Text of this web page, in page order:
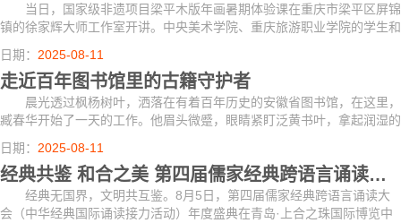
当日，国家级非遗项目梁平木版年画暑期体验课在重庆市梁平区屏锦
镇的徐家辉大师工作室开讲。中央美术学院、重庆旅游职业学院的学生和
梁平木版年画的爱好者在体验课上亲身参与雕版、印刷等工序，感受传统
非遗的魅力。
日期： 2025-08-11
走近百年图书馆里的古籍守护者
晨光透过枫杨树叶，洒落在有着百年历史的安徽省图书馆，在这里，
臧春华开始了一天的工作。他眉头微蹙，眼睛紧盯泛黄书叶，拿起润湿的
毛笔将褶皱的破碎纸片展平，再用毛笔和镊子拼接到一起。这是古籍修复
的关键环...
日期： 2025-08-11
经典共鉴 和合之美 第四届儒家经典跨语言诵读大会年度盛典成功举办
经典无国界，文明共互鉴。8月5日，第四届儒家经典跨语言诵读大
会（中华经典国际诵读接力活动）年度盛典在青岛·上合之珠国际博览中